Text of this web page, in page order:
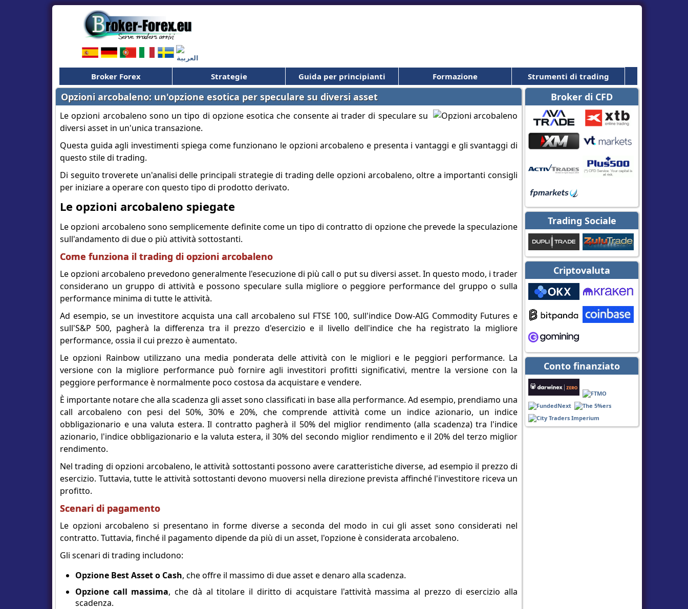
Broker Forex Strategie Guida per principianti Formazione Strumenti di trading
Broker di CFD
Trading Sociale
Criptovaluta
Conto finanziato
Opzioni arcobaleno: un'opzione esotica per speculare su diversi asset
Le opzioni arcobaleno sono un tipo di opzione esotica che consente ai trader di speculare su
diversi asset in un'unica transazione.
Questa guida agli investimenti spiega come funzionano le opzioni arcobaleno e presenta i vantaggi e gli svantaggi di
questo stile di trading.
Di seguito troverete un'analisi delle principali strategie di trading delle opzioni arcobaleno, oltre a importanti consigli
per iniziare a operare con questo tipo di prodotto derivato.
Le opzioni arcobaleno spiegate
Le opzioni arcobaleno sono semplicemente definite come un tipo di contratto di opzione che prevede la speculazione
sull'andamento di due o più attività sottostanti.
Come funziona il trading di opzioni arcobaleno
Le opzioni arcobaleno prevedono generalmente l'esecuzione di più call o put su diversi asset. In questo modo, i trader
considerano un gruppo di attività e possono speculare sulla migliore o peggiore performance del gruppo o sulla
performance minima di tutte le attività.
Ad esempio, se un investitore acquista una call arcobaleno sul FTSE 100, sull'indice Dow-AIG Commodity Futures e
sull'S&P 500, pagherà la differenza tra il prezzo d'esercizio e il livello dell'indice che ha registrato la migliore
performance, ossia il cui prezzo è aumentato.
Le opzioni Rainbow utilizzano una media ponderata delle attività con le migliori e le peggiori performance. La
versione con la migliore performance può fornire agli investitori profitti significativi, mentre la versione con la
peggiore performance è normalmente poco costosa da acquistare e vendere.
È importante notare che alla scadenza gli asset sono classificati in base alla performance. Ad esempio, prendiamo una
call arcobaleno con pesi del 50%, 30% e 20%, che comprende attività come un indice azionario, un indice
obbligazionario e una valuta estera. Il contratto pagherà il 50% del miglior rendimento (alla scadenza) tra l'indice
azionario, l'indice obbligazionario e la valuta estera, il 30% del secondo miglior rendimento e il 20% del terzo miglior
rendimento.
Nel trading di opzioni arcobaleno, le attività sottostanti possono avere caratteristiche diverse, ad esempio il prezzo di
esercizio. Tuttavia, tutte le attività sottostanti devono muoversi nella direzione prevista affinché l'investitore riceva un
profitto.
Scenari di pagamento
Le opzioni arcobaleno si presentano in forme diverse a seconda del modo in cui gli asset sono considerati nel
contratto. Tuttavia, finché il pagamento dipende da più di un asset, l'opzione è considerata arcobaleno.
Gli scenari di trading includono:
Opzione Best Asset o Cash, che offre il massimo di due asset e denaro alla scadenza.
Opzione call massima, che dà al titolare il diritto di acquistare l'attività massima al prezzo di esercizio alla
scadenza.